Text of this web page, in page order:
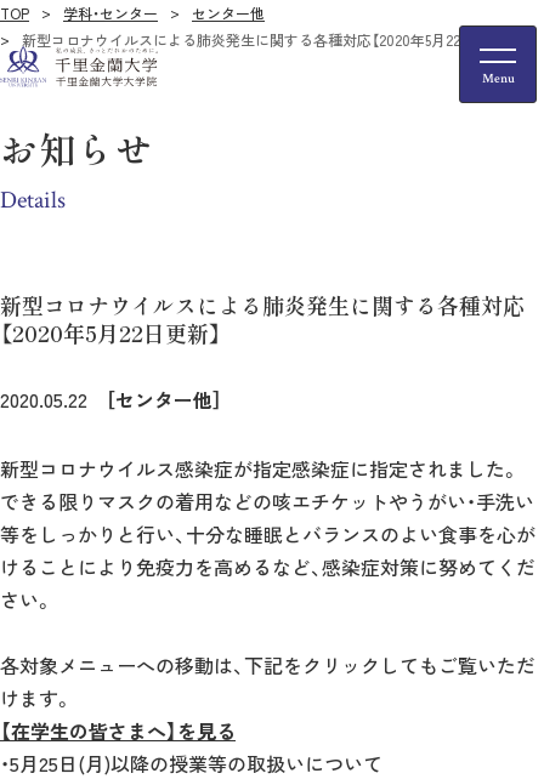
TOP 学科・センター
センター他
新型コロナウイルスによる肺炎発生に関する各種対応【2020年5月22日更新】
お知らせ
Details
新型コロナウイルスによる肺炎発生に関する各種対応
【2020年5月22日更新】
2020.05.22 ［センター他］
新型コロナウイルス感染症が指定感染症に指定されました。
できる限りマスクの着用などの咳エチケットやうがい・手洗い
等をしっかりと行い、十分な睡眠とバランスのよい食事を心が
けることにより免疫力を高めるなど、感染症対策に努めてくだ
さい。
各対象メニューへの移動は、下記をクリックしてもご覧いただ
けます。
【在学生の皆さまへ】を見る
・5月25日(月)以降の授業等の取扱いについて